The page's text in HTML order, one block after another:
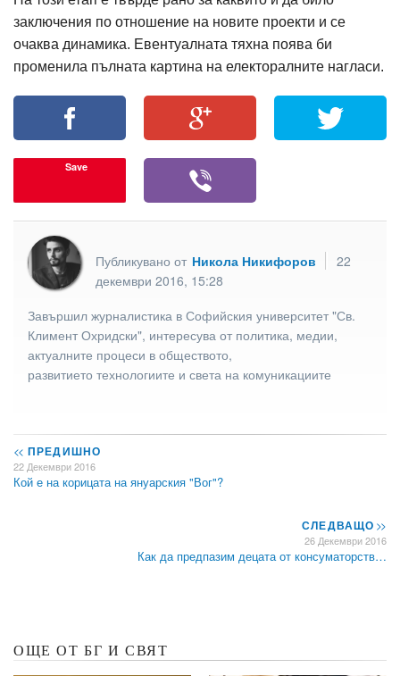
заключения по отношение на новите проекти и се
очаква динамика. Евентуалната тяхна поява би
променила пълната картина на електоралните нагласи.
Save
Публикувано от Никола Никифоров
22
декември 2016, 15:28
Завършил журналистика в Софийския университет "Св.
Климент Охридски", интересува от политика, медии,
актуалните процеси в обществото,
развитието технологиите и света на комуникациите
<< ПРЕДИШНО
22 Декември 2016
Кой е на корицата на януарския "Вог"?
СЛЕДВАЩО>>
26 Декември 2016
Как да предпазим децата от консуматорств…
ОЩЕ ОТ БГ И СВЯТ